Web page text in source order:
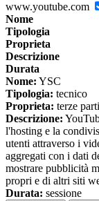
www.youtube.com
Nome
Tipologia
Proprieta
Descrizione
Durata
Nome: YSC
Tipologia: tecnico
Proprieta: terze parti
Descrizione:
l'hosting e la
utenti attraverso i
aggregati con i dati
mostrare pubblicità
propri e di altri siti
Durata: sessione